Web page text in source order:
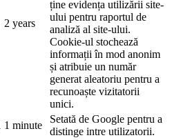
2 years
ține evidența utilizării site-
ului pentru raportul de
analiză al site-ului.
Cookie-ul stochează
informații în mod anonim
și atribuie un număr
generat aleatoriu pentru a
recunoaște vizitatorii
unici.
1 minute
Setată de Google pentru a
distinge intre utilizatorii.